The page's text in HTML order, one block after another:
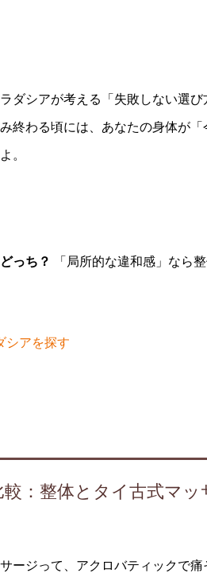
ダシアが考える「失敗しない選
終わる頃には、あなたの身体が
。
っち？ 「局所的な違和感」なら
シアを探す
較：整体とタイ古式マ
サージって、アクロバティックで